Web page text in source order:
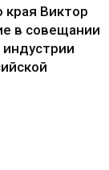
края Виктор
в совещании